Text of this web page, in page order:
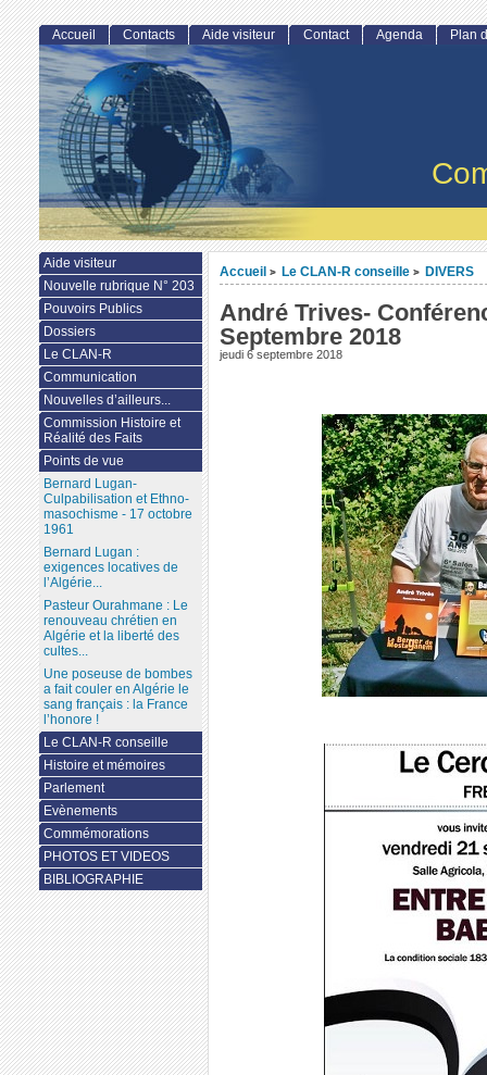
Accueil > Le CLAN-R conseille > DIVERS
André Trives-
Septembre 2018
jeudi 6 septembre 2018
Accueil Contacts Aide visiteur Contact Agenda Plan
Aide visiteur
Nouvelle rubrique N° 203
Pouvoirs Publics
Dossiers
Le CLAN-R
Communication
Nouvelles d’ailleurs...
Commission Histoire et
Réalité des Faits
Points de vue
Bernard Lugan-
Culpabilisation et Ethno-
masochisme - 17 octobre
1961
Bernard Lugan :
exigences locatives de
l’Algérie...
Pasteur Ourahmane : Le
renouveau chrétien en
Algérie et la liberté des
cultes...
Une poseuse de bombes
a fait couler en Algérie le
sang français : la France
l’honore !
Le CLAN-R conseille
Histoire et mémoires
Parlement
Evènements
Commémorations
PHOTOS ET VIDEOS
BIBLIOGRAPHIE